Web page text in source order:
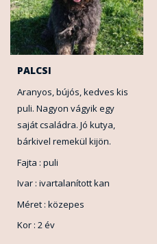
PALCSI
Aranyos, bújós, kedves kis
puli. Nagyon vágyik egy
saját családra. Jó kutya,
bárkivel remekül kijön.
Fajta : puli
Ivar : ivartalanított kan
Méret : közepes
Kor : 2 év